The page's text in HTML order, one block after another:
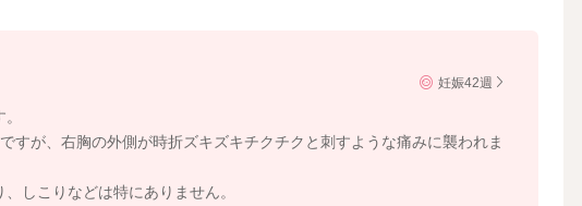
妊娠42週
すが、右胸の外側が時折ズキズキチクチクと刺すような痛みに襲われま
しこりなどは特にありません。